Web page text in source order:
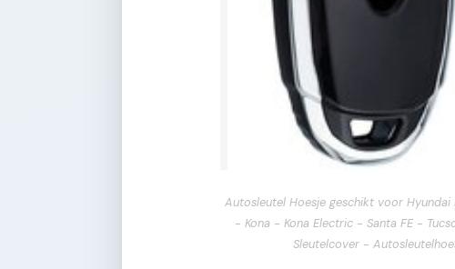
Autosleutel Hoesje geschikt voor
- Kona - Kona Electric - Santa FE -
Sleutelcover -